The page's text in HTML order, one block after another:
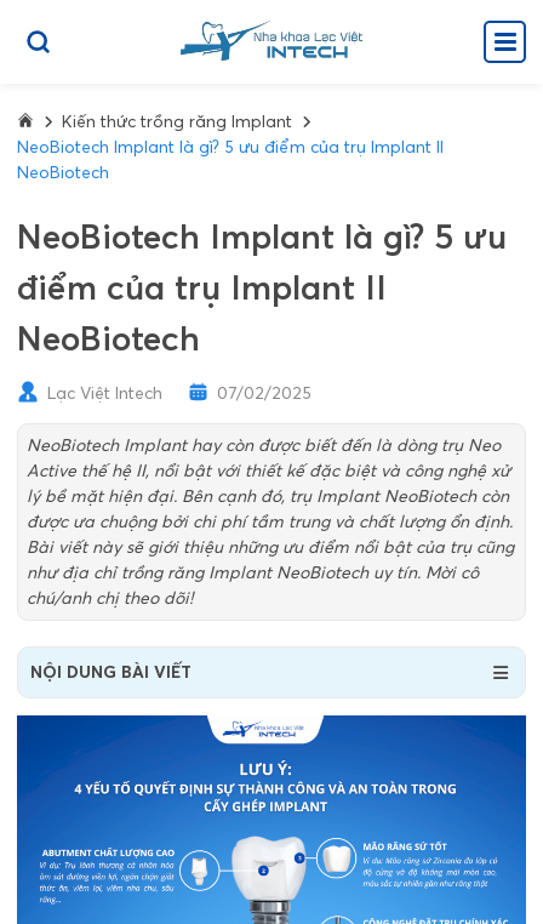
Kiến thức trồng răng Implant
NeoBiotech Implant là gì? 5 ưu điểm của trụ Implant II
NeoBiotech
NeoBiotech Implant là gì? 5 ưu
điểm của trụ Implant II
NeoBiotech
Lạc Việt Intech 07/02/2025
NeoBiotech Implant hay còn được biết đến là dòng trụ Neo
Active thế hệ II, nổi bật với thiết kế đặc biệt và công nghệ xử
lý bề mặt hiện đại. Bên cạnh đó, trụ Implant NeoBiotech còn
được ưa chuộng bởi chi phí tầm trung và chất lượng ổn định.
Bài viết này sẽ giới thiệu những ưu điểm nổi bật của trụ cũng
như địa chỉ trồng răng Implant NeoBiotech uy tín. Mời cô
chú/anh chị theo dõi!
NỘI DUNG BÀI VIẾT